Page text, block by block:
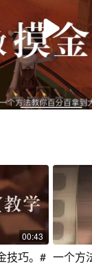
00:43
技巧。# 一个方